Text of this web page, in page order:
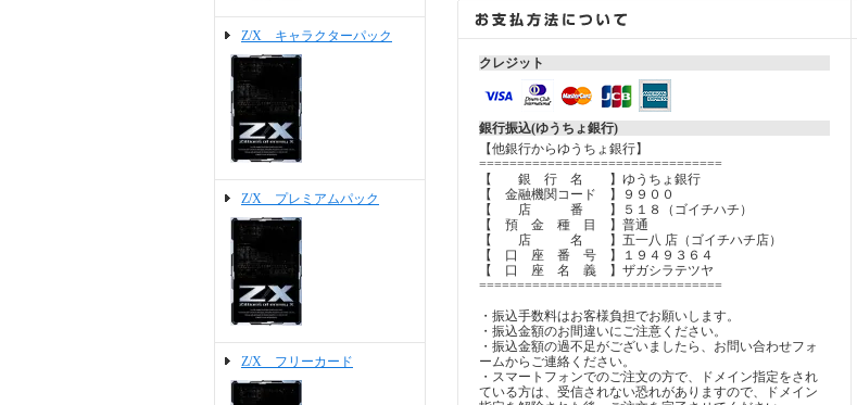
Z/X キャラクターパック
Z/X プレミアムパック
Z/X フリーカード
クレジット
銀行振込(ゆうちょ銀行)
【他銀行からゆうちょ銀行】
================================
【 銀 行 名 】ゆうちょ銀行
【 金融機関コード 】９９００
【 店 番 】５１８（ゴイチハチ）
【 預 金 種 目 】普通
【 店 名 】五一八 店（ゴイチハチ店）
【 口 座 番 号 】１９４９３６４
【 口 座 名 義 】ザガシラテツヤ
================================
・振込手数料はお客様負担でお願いします。
・振込金額のお間違いにご注意ください。
・振込金額の過不足がございましたら、お問い合わせフォ
ームからご連絡ください。
・スマートフォンでのご注文の方で、ドメイン指定をされ
ている方は、受信されない恐れがありますので、ドメイン